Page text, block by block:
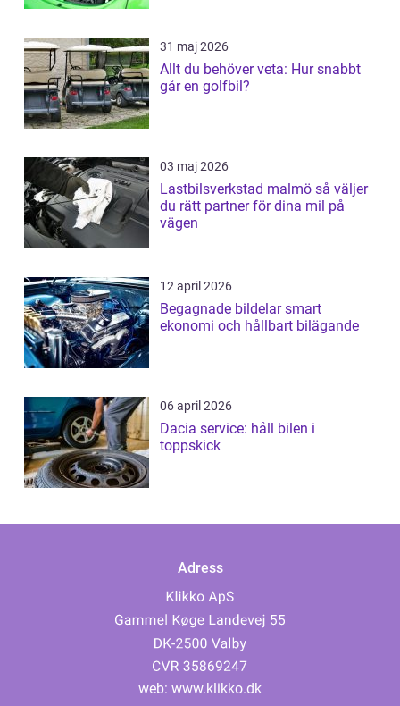
31 maj 2026
Allt du behöver veta: Hur snabbt
går en golfbil?
03 maj 2026
Lastbilsverkstad malmö så väljer
du rätt partner för dina mil på
vägen
12 april 2026
Begagnade bildelar smart
ekonomi och hållbart bilägande
06 april 2026
Dacia service: håll bilen i
toppskick
Adress
web: www.klikko.dk